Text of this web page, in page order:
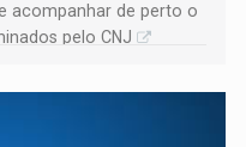
acompanhar de perto o
pelo CNJ